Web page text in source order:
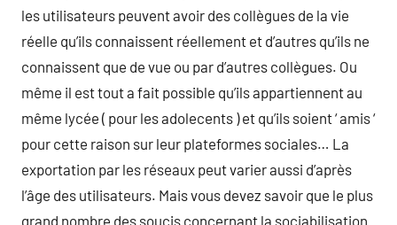
les utilisateurs peuvent avoir des collègues de la vie
réelle qu’ils connaissent réellement et d’autres qu’ils ne
connaissent que de vue ou par d’autres collègues. Ou
même il est tout a fait possible qu’ils appartiennent au
même lycée ( pour les adolecents ) et qu’ils soient ‘ amis ‘
pour cette raison sur leur plateformes sociales… La
exportation par les réseaux peut varier aussi d’après
l’âge des utilisateurs. Mais vous devez savoir que le plus
grand nombre des soucis concernant la sociabilisation